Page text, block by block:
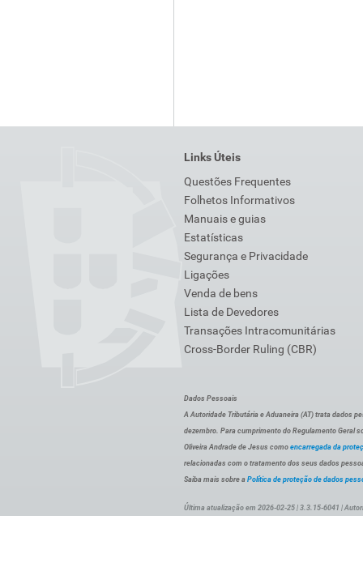
Links Úteis
Questões Frequentes
Folhetos Informativos
Manuais e guias
Estatísticas
Segurança e Privacidade
Ligações
Venda de bens
Lista de Devedores
Transações Intracomunitárias
Cross-Border Ruling (CBR)
Dados Pessoais
A Autoridade Tributária e Aduaneira (AT) trata dados
dezembro. Para cumprimento do Regulamento Geral
Oliveira Andrade de Jesus como encarregada da
relacionadas com o tratamento dos seus dados
Saiba mais sobre a Política de proteção de dados
Última atualização em 2026-02-25 | 3.3.15-6041 |